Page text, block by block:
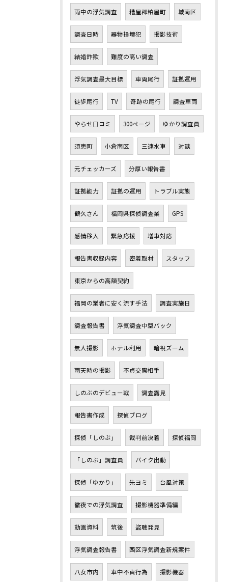
雨中の浮気調査 糟屋郡粕屋町 城南区
調査日時 器物損壊犯 撮影技術
結婚詐欺 難度の高い調査
浮気調査最大目標 車両尾行 証拠運用
徒歩尾行 TV 奇跡の尾行 調査車両
やらせ口コミ 300ページ ゆかり調査員
須恵町 小倉南区 三連水車 対談
元チェッカーズ 分厚い報告書
証拠能力 証拠の運用 トラブル実態
鶴久さん 福岡県探偵調査業 GPS
感情移入 緊急応援 増車対応
報告書収録内容 密着取材 スタッフ
東京からの高額契約
福岡の業者に安く流す手法 調査実施日
調査報告書 浮気調査中型パック
無人撮影 ホテル利用 暗視ズーム
雨天時の撮影 不貞交際相手
しのぶのデビュー戦 調査露見
報告書作成 探偵ブログ
探偵「しのぶ」 裁判前決着 探偵福岡
「しのぶ」調査員 バイク出動
探偵「ゆかり」 先ヨミ 台風対策
徹夜での浮気調査 撮影機器準備編
動画資料 筑後 盗聴発見
浮気調査報告書 西区浮気調査新規案件
八女市内 車中不貞行為 撮影機器